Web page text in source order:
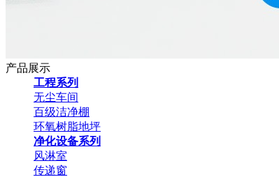
产品展示
工程系列
无尘车间
百级洁净棚
环氧树脂地坪
净化设备系列
风淋室
传递窗